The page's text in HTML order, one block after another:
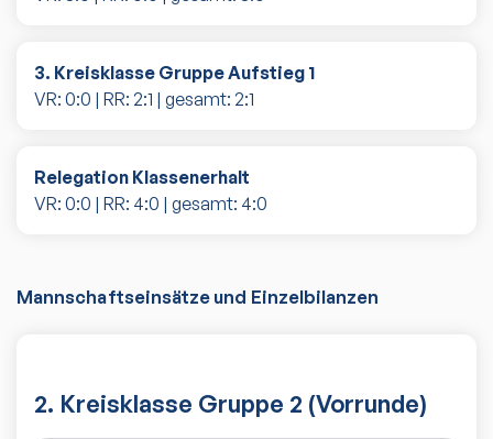
3. Kreisklasse Gruppe Aufstieg 1
VR: 0:0 | RR: 2:1 | gesamt: 2:1
Relegation Klassenerhalt
VR: 0:0 | RR: 4:0 | gesamt: 4:0
Mannschaftseinsätze und Einzelbilanzen
2. Kreisklasse Gruppe 2 (Vorrunde)